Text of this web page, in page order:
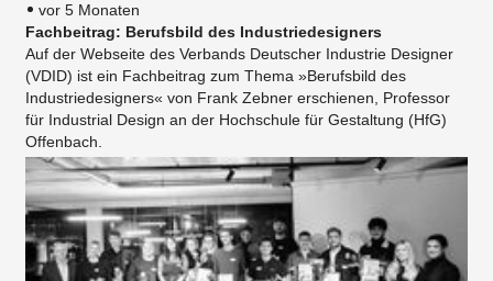
vor 5 Monaten
Fachbeitrag: Berufsbild des Industriedesigners
Auf der Webseite des Verbands Deutscher Industrie Designer
(VDID) ist ein Fachbeitrag zum Thema »Berufsbild des
Industriedesigners« von Frank Zebner erschienen, Professor
für Industrial Design an der Hochschule für Gestaltung (HfG)
Offenbach.